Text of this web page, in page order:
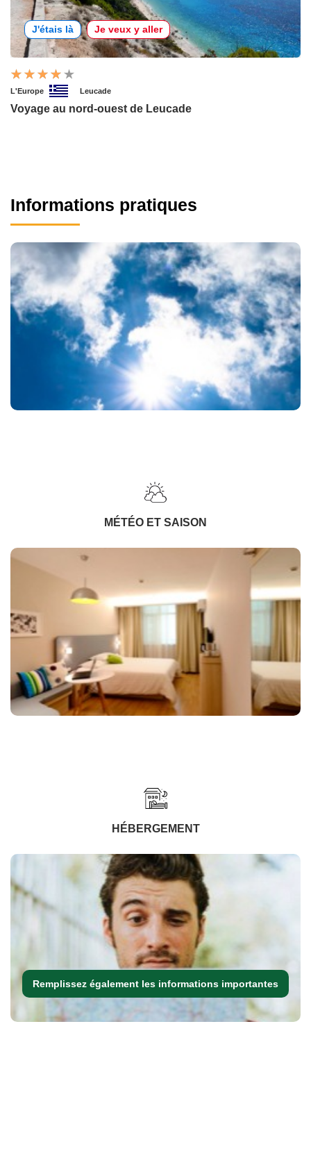
J'étais là Je veux y aller
L'Europe Leucade
Voyage au nord-ouest de Leucade
Informations pratiques
MÉTÉO ET SAISON
HÉBERGEMENT
Remplissez également les informations importantes